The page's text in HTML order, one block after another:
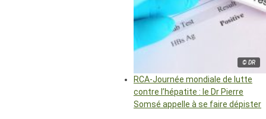
© DR
RCA-Journée mondiale de lutte
contre l’hépatite : le Dr Pierre
Somsé appelle à se faire dépister